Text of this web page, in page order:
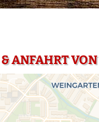
ANFAHRT